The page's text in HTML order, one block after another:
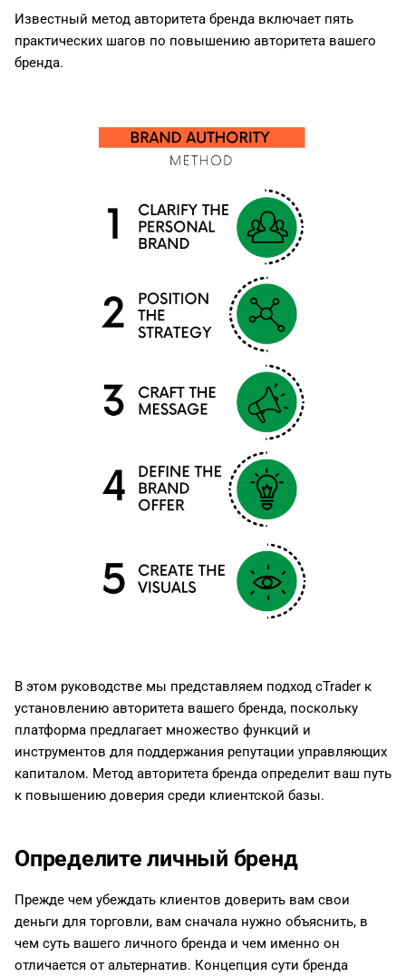
Известный метод авторитета бренда включает пять
практических шагов по повышению авторитета вашего
бренда.
В этом руководстве мы представляем подход cTrader к
установлению авторитета вашего бренда, поскольку
платформа предлагает множество функций и
инструментов для поддержания репутации управляющих
капиталом. Метод авторитета бренда определит ваш путь
к повышению доверия среди клиентской базы.
Определите личный бренд
Прежде чем убеждать клиентов доверить вам свои
деньги для торговли, вам сначала нужно объяснить, в
чем суть вашего личного бренда и чем именно он
отличается от альтернатив. Концепция сути бренда